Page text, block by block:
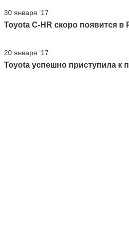
30 января '17
Toyota C-HR скоро появится в
20 января '17
Toyota успешно приступила к